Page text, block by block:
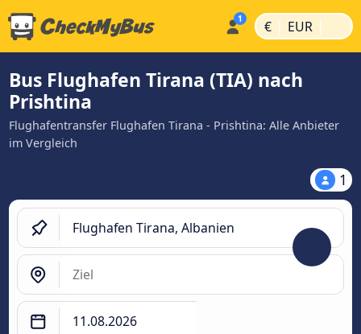
€ | EUR |
Bus Flughafen Tirana (TIA) nach
Prishtina
Flughafentransfer Flughafen Tirana - Prishtina: Alle Anbieter
im Vergleich
1